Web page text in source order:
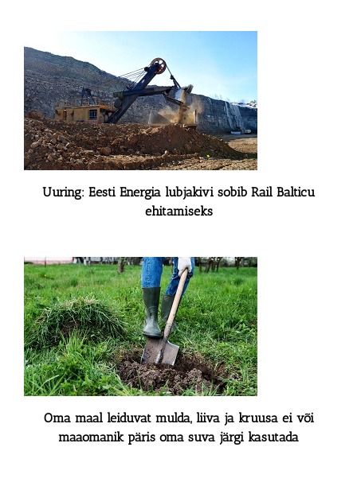
Uuring: Eesti Energia lubjakivi sobib Rail Balticu
ehitamiseks
Oma maal leiduvat mulda, liiva ja kruusa ei või
maaomanik päris oma suva järgi kasutada